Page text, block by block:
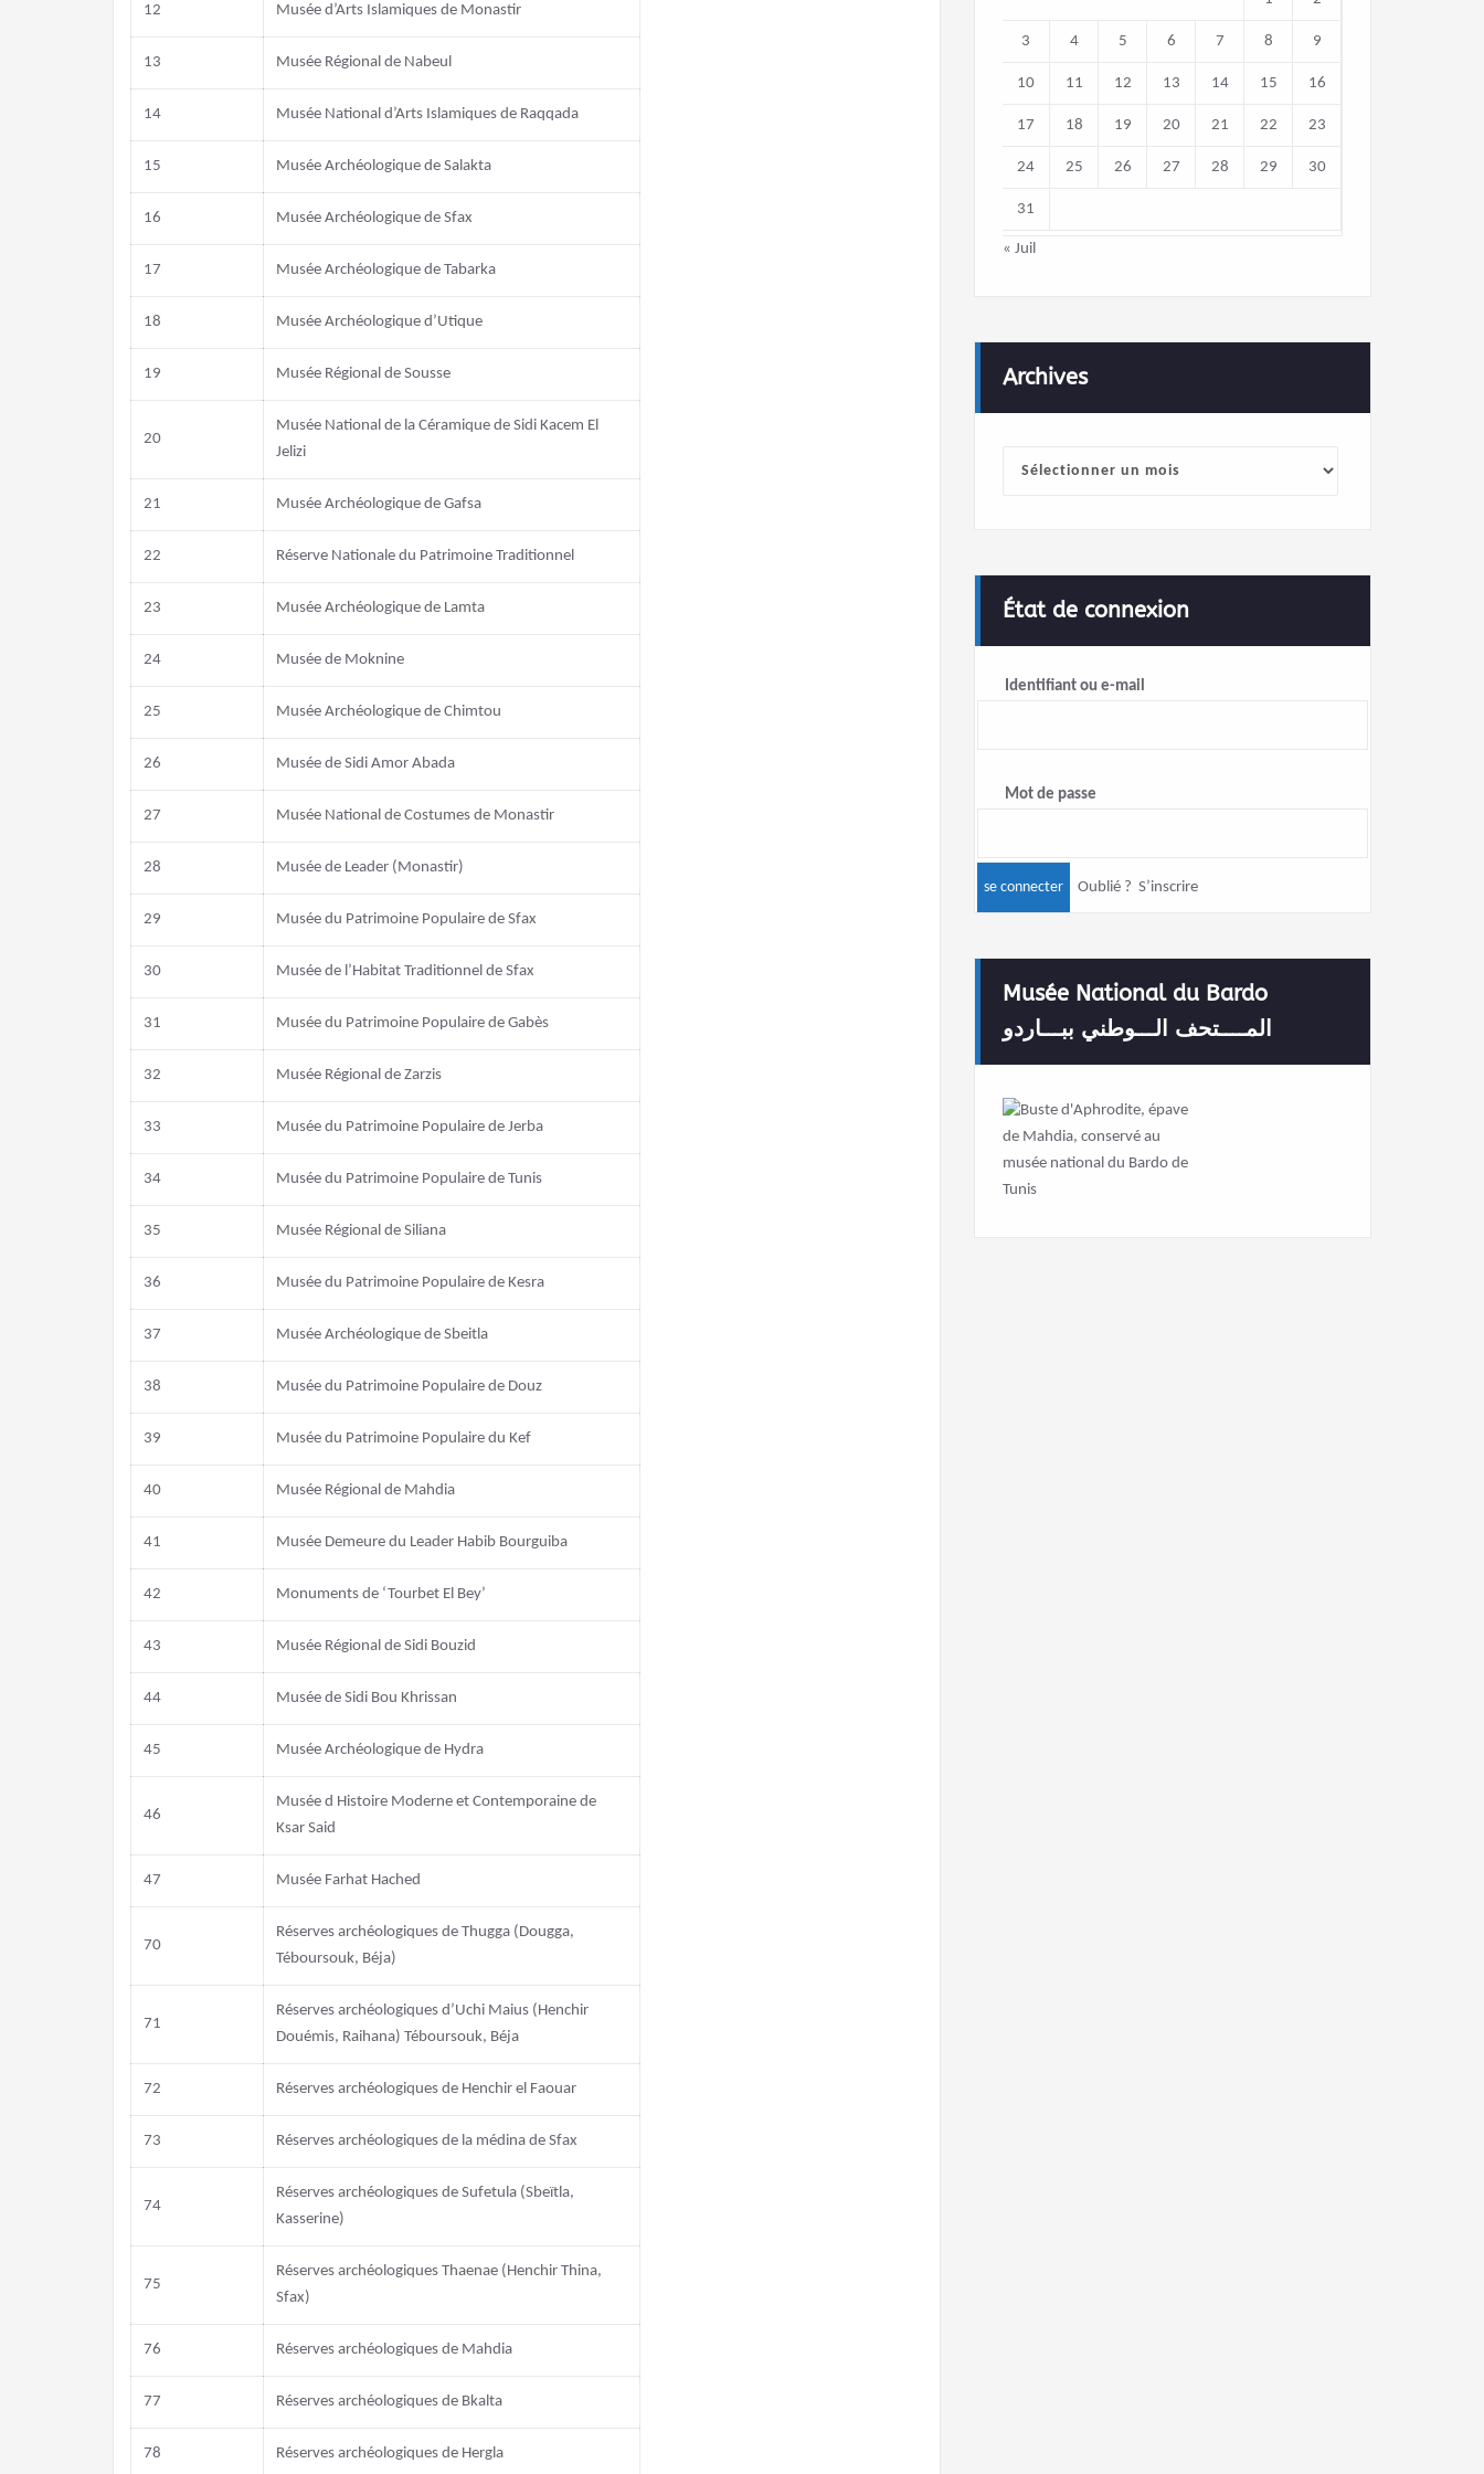
12 Musée d’Arts Islamiques de Monastir
13 Musée Régional de Nabeul
14 Musée National d’Arts Islamiques de Raqqada
15 Musée Archéologique de Salakta
16 Musée Archéologique de Sfax
17 Musée Archéologique de Tabarka
18 Musée Archéologique d’Utique
19 Musée Régional de Sousse
20
Musée National de la Céramique de Sidi Kacem El
Jelizi
21 Musée Archéologique de Gafsa
22 Réserve Nationale du Patrimoine Traditionnel
23 Musée Archéologique de Lamta
24 Musée de Moknine
25 Musée Archéologique de Chimtou
26 Musée de Sidi Amor Abada
27 Musée National de Costumes de Monastir
28 Musée de Leader (Monastir)
29 Musée du Patrimoine Populaire de Sfax
30 Musée de l’Habitat Traditionnel de Sfax
31 Musée du Patrimoine Populaire de Gabès
32 Musée Régional de Zarzis
33 Musée du Patrimoine Populaire de Jerba
34 Musée du Patrimoine Populaire de Tunis
35 Musée Régional de Siliana
36 Musée du Patrimoine Populaire de Kesra
37 Musée Archéologique de Sbeitla
38 Musée du Patrimoine Populaire de Douz
39 Musée du Patrimoine Populaire du Kef
40 Musée Régional de Mahdia
41 Musée Demeure du Leader Habib Bourguiba
42 Monuments de ‘Tourbet El Bey’
43 Musée Régional de Sidi Bouzid
44 Musée de Sidi Bou Khrissan
45 Musée Archéologique de Hydra
46
Musée d Histoire Moderne et Contemporaine de
Ksar Said
47 Musée Farhat Hached
70
Réserves archéologiques de Thugga (Dougga,
Téboursouk, Béja)
71
Réserves archéologiques d’Uchi Maius (Henchir
Douémis, Raihana) Téboursouk, Béja
72 Réserves archéologiques de Henchir el Faouar
73 Réserves archéologiques de la médina de Sfax
74
Réserves archéologiques de Sufetula (Sbeïtla,
Kasserine)
75
Réserves archéologiques Thaenae (Henchir Thina,
Sfax)
76 Réserves archéologiques de Mahdia
77 Réserves archéologiques de Bkalta
78 Réserves archéologiques de Hergla
3 4 5 6 7 8 9
10 11 12 13 14 15 16
17 18 19 20 21 22 23
24 25 26 27 28 29 30
31
« Juil
Archives
État de connexion
Identifiant ou e-mail
Mot de passe
Oublié ? S’inscrire
Musée National du Bardo
المــــتحف الـــوطني ببـــاردو